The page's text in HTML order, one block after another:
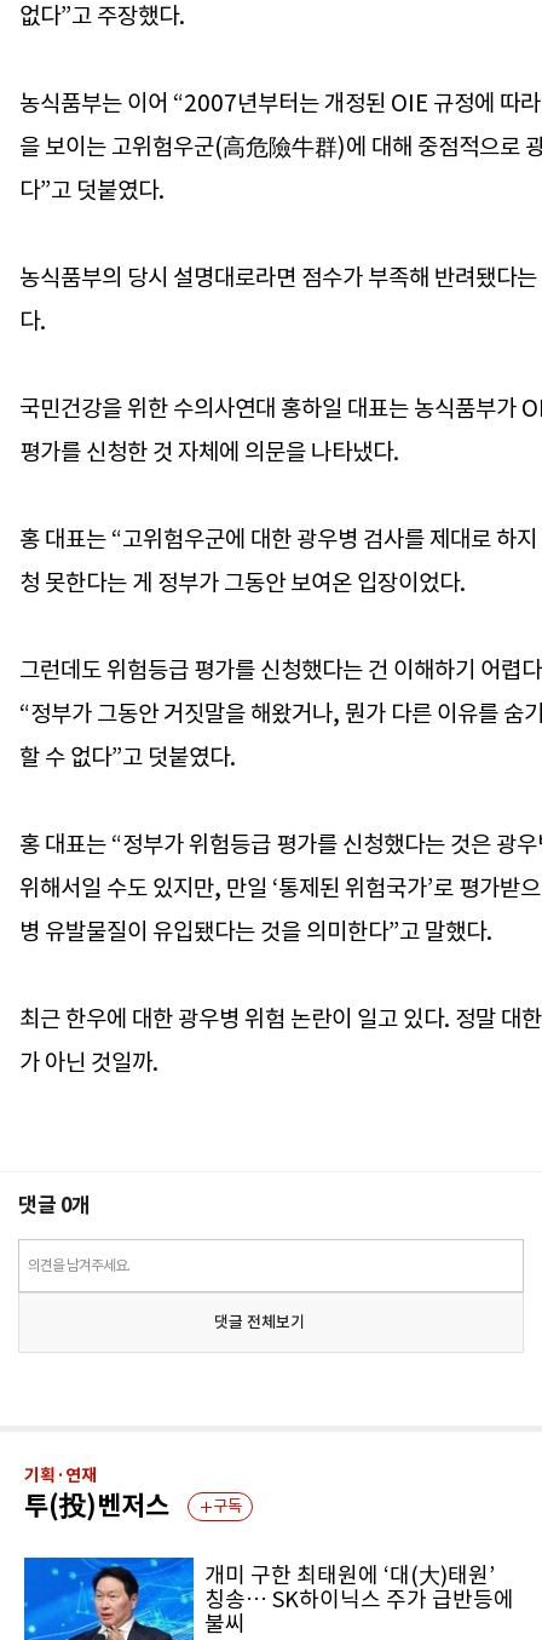
없다”고 주장했다.
농식품부는 이어 “2007년부터는 개정된 OIE 규정에 따
을 보이는 고위험우군(高危險牛群)에 대해 중점적으로
다”고 덧붙였다.
농식품부의 당시 설명대로라면 점수가 부족해 반려됐다
다.
국민건강을 위한 수의사연대 홍하일 대표는 농식품부가
평가를 신청한 것 자체에 의문을 나타냈다.
홍 대표는 “고위험우군에 대한 광우병 검사를 제대로 하
청 못한다는 게 정부가 그동안 보여온 입장이었다.
그런데도 위험등급 평가를 신청했다는 건 이해하기 어렵
“정부가 그동안 거짓말을 해왔거나, 뭔가 다른 이유를 숨
할 수 없다”고 덧붙였다.
홍 대표는 “정부가 위험등급 평가를 신청했다는 것은 광
위해서일 수도 있지만, 만일 ‘통제된 위험국가’로 평가받
병 유발물질이 유입됐다는 것을 의미한다”고 말했다.
최근 한우에 대한 광우병 위험 논란이 일고 있다. 정말 대
가 아닌 것일까.
댓글 0개
의견을 남겨주세요.
댓글 전체보기
기획·연재
투(投)벤저스 구독
개미 구한 최태원에 ‘대(大)태원’
칭송… SK하이닉스 주가 급반등에
불씨